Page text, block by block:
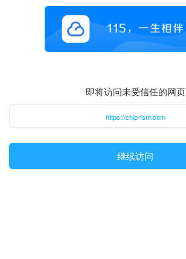
即将访问未受信任的网页
https://chip-fsm.com
继续访问